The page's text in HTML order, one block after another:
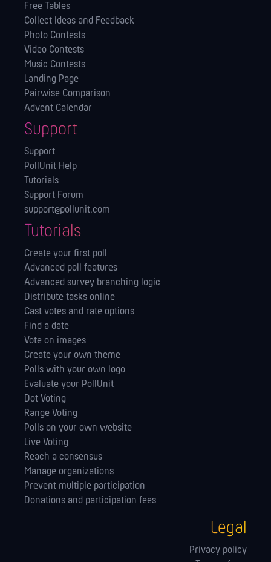
Free Tables
Collect Ideas and Feedback
Photo Contests
Video Contests
Music Contests
Landing Page
Pairwise Comparison
Advent Calendar
Support
Support
PollUnit Help
Tutorials
Support Forum
support@pollunit.com
Tutorials
Create your first poll
Advanced poll features
Advanced survey branching logic
Distribute tasks online
Cast votes and rate options
Find a date
Vote on images
Create your own theme
Polls with your own logo
Evaluate your PollUnit
Dot Voting
Range Voting
Polls on your own website
Live Voting
Reach a consensus
Manage orga­nizations
Prevent multiple participation
Donations and participation fees
Legal
Privacy policy